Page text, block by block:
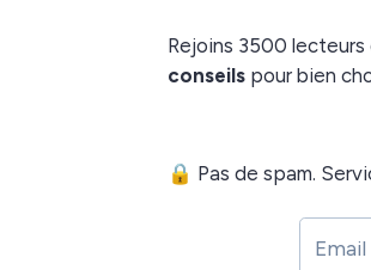
sur un livre papier pour
que constater que ce système